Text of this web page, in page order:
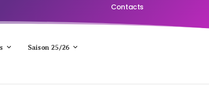
Contacts
Saison 25/26